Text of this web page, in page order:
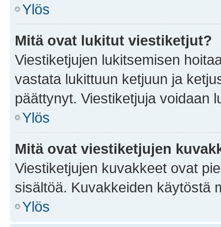
Ylös
Mitä ovat lukitut viestiketjut?
Viestiketjujen lukitsemisen
vastata lukittuun ketjuun ja
päättynyt. Viestiketjuja voidaan
Ylös
Mitä ovat viestiketjujen
Viestiketjujen kuvakkeet ovat
sisältöä. Kuvakkeiden käytöstä
Ylös